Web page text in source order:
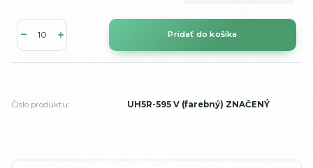
Pridať do košíka
Číslo produktu: UH5R-595 V (farebný) ZNAČENÝ